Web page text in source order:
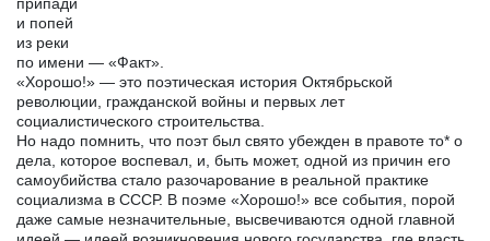
и попей
из реки
по имени — «Факт».
«Хорошо!» — это поэтическая история Октябрьской
революции, гражданской войны и первых лет
социалистического строительства.
Но надо помнить, что поэт был свято убежден в правоте то* о
дела, которое воспевал, и, быть может, одной из причин его
самоубийства стало разочарование в реальной практике
социализма в СССР. В поэме «Хорошо!» все события, порой
даже самые незначительные, высвечиваются одной главной